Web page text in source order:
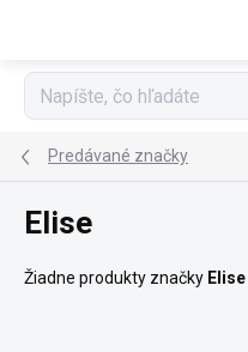
Predávané značky
Elise
Žiadne produkty značky Elise